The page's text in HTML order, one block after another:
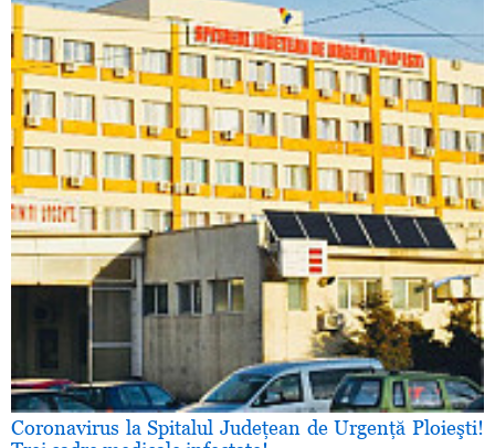
Coronavirus la Spitalul Judeţean de Urgenţă Ploieşti!